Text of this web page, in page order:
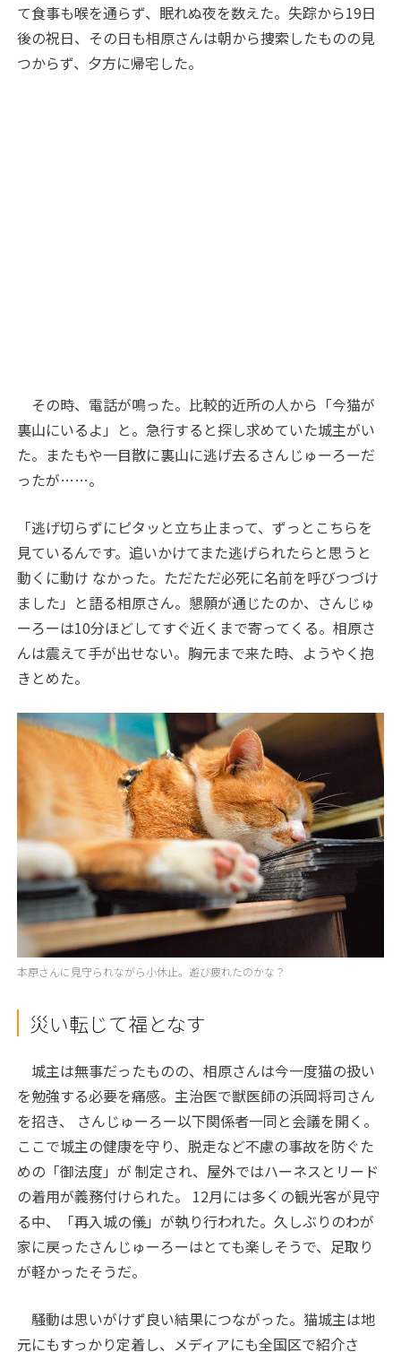
て食事も喉を通らず、眠れぬ夜を数えた。失踪から19日
後の祝日、その日も相原さんは朝から捜索したものの見
つからず、夕方に帰宅した。
その時、電話が鳴った。比較的近所の人から「今猫が
裏山にいるよ」と。急行すると探し求めていた城主がい
た。またもや一目散に裏山に逃げ去るさんじゅーろーだ
ったが……。
「逃げ切らずにピタッと立ち止まって、ずっとこちらを
見ているんです。追いかけてまた逃げられたらと思うと
動くに動け なかった。ただただ必死に名前を呼びつづけ
ました」と語る相原さん。懇願が通じたのか、さんじゅ
ーろーは10分ほどしてすぐ近くまで寄ってくる。相原さ
んは震えて手が出せない。胸元まで来た時、ようやく抱
きとめた。
本原さんに見守られながら小休止。遊び疲れたのかな？
災い転じて福となす
城主は無事だったものの、相原さんは今一度猫の扱い
を勉強する必要を痛感。主治医で獣医師の浜岡将司さん
を招き、 さんじゅーろー以下関係者一同と会議を開く。
ここで城主の健康を守り、脱走など不慮の事故を防ぐた
めの「御法度」が 制定され、屋外ではハーネスとリード
の着用が義務付けられた。 12月には多くの観光客が見守
る中、「再入城の儀」が執り行われた。久しぶりのわが
家に戻ったさんじゅーろーはとても楽しそうで、足取り
が軽かったそうだ。
騒動は思いがけず良い結果につながった。猫城主は地
元にもすっかり定着し、メディアにも全国区で紹介さ